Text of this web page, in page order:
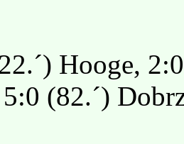
Hooge,
5:0 (82.´)